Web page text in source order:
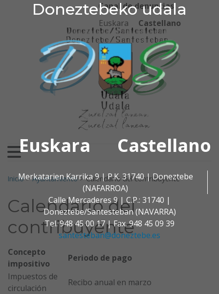
Doneztebeko udala
Euskara Castellano
Merkatarien Karrika 9 | P.K. 31740 | Doneztebe
(NAFARROA)
Calle Mercaderes 9 | C.P.: 31740 |
Doneztebe/Santesteban (NAVARRA)
Tel. 948 45 00 17 | Fax. 948 45 09 39
santesteban@doneztebe.es
Ir al contenido
Doneztebeko udala
Canal de denuncias
Euskara
Castellano
Buscar:
Inicio>Ayuntamiento>Calendario del contribuyente
Calendario del
contribuyente
Concepto
impositivo
Periodo de pago
Impuestos de
circulación
Recibo anual en marzo